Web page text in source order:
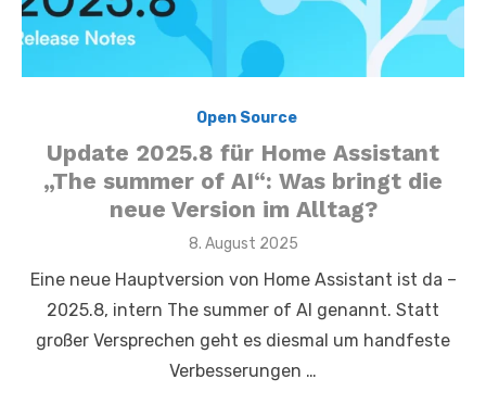
Open Source
Update 2025.8 für Home Assistant
„The summer of AI“: Was bringt die
neue Version im Alltag?
Posted
8. August 2025
Eine neue Hauptversion von Home Assistant ist da –
2025.8, intern The summer of AI genannt. Statt
großer Versprechen geht es diesmal um handfeste
Verbesserungen …